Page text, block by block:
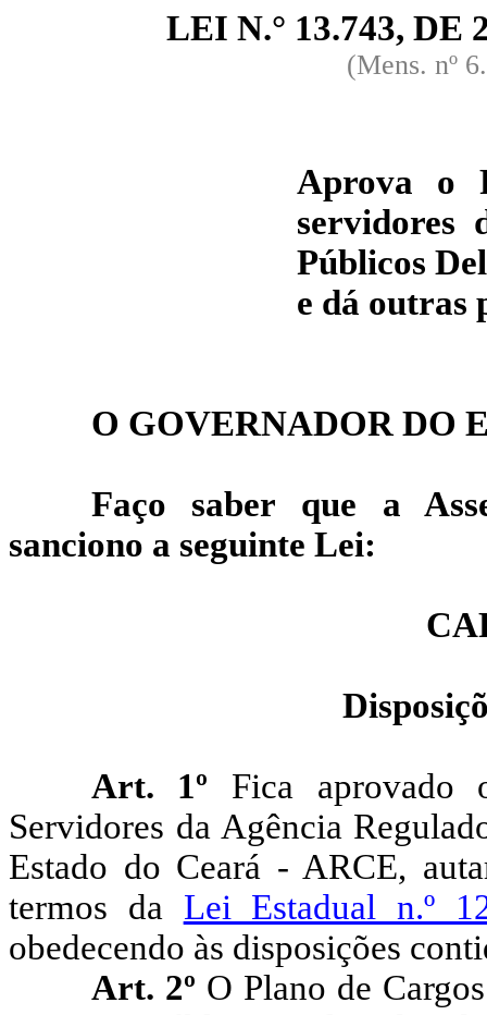
LEI N.° 13.743, DE
(Mens. nº
Aprova o
servidores
Públicos
e dá outras
O GOVERNADOR DO
Faço saber que a
sanciono a seguinte Lei:
Art. 1º Fica aprovado
Servidores da Agência
Estado do Ceará - ARCE,
termos da Lei Estadual n.º
obedecendo às disposições
Art. 2º O Plano de